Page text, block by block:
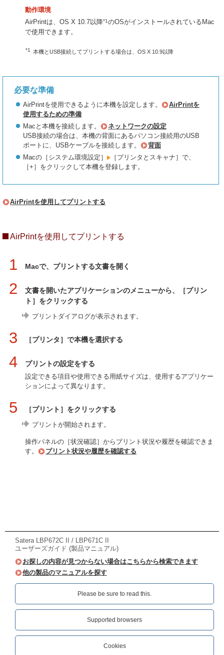
動作環境
AirPrintは、OS X 10.7以降*1のOSがインストールされているMac
で使用できます。
*1 本機とUSB接続してプリントする場合は、OS X 10.9以降
必要な準備
AirPrintを使用できるように本機を設定します。
AirPrintを
使用するための準備
Macと本機を接続します。
ネットワークの設定
USB接続の場合は、本機の背面にあるパソコン接続用のUSB
ポートに、USBケーブルを接続します。
背面
Macの［システム環境設定］
［プリンタとスキャナ］で、
［+］をクリックして本機を登録します。
AirPrintを使用してプリントする
AirPrintを使用してプリントする
1 Macで、プリントする文書を開く
2
文書を開いたアプリケーションのメニューから、［プリン
ト］をクリックする
プリントダイアログが表示されます。
3 ［プリンタ］で本機を選択する
4 プリントの設定をする
設定できる項目や使用できる用紙サイズは、使用するアプリケー
ションによって異なります。
5 ［プリント］をクリックする
プリントが開始されます。
操作パネルの［状況確認］からプリント状況や履歴を確認できま
す。
プリント状況や履歴を確認する
Satera LBP672C II / LBP671C II
ユーザーズガイド (製品マニュアル)
お探しの内容が見つからない場合はこちらから検索できます
他の製品のマニュアルを探す
Please be sure to read this.‎
Supported browsers
Cookies